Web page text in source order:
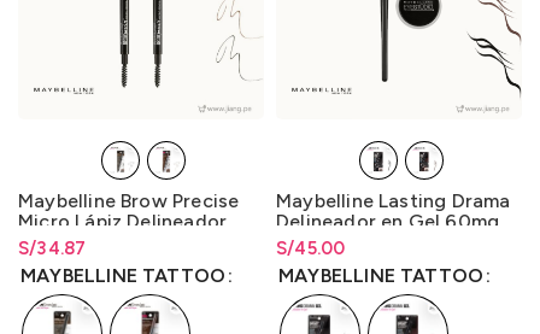
Maybelline Brow Precise
Micro Lápiz Delineador
60mg.
S/34.87
Rango de precios: desde
S/34.87hasta S/34.87
MAYBELLINE TATTOO
Maybelline Lasting Drama
Delineador en Gel 60mg.
S/45.00
Rango de precios: desde
S/45.00hastaS/45.00
MAYBELLINE TATTOO